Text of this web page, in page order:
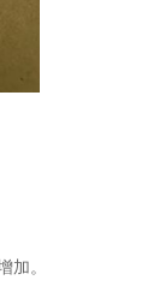
加。